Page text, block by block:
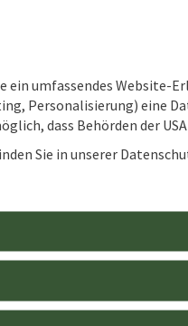
ein umfassendes Website-
Personalisierung) eine
dass Behörden der
Sie in unserer